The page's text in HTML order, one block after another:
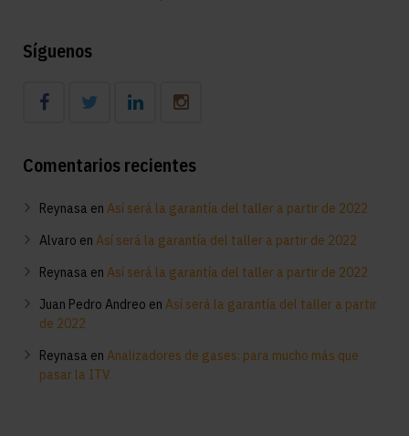
Síguenos
Comentarios recientes
Reynasa en Así será la garantía del taller a partir de 2022
Alvaro en Así será la garantía del taller a partir de 2022
Reynasa en Así será la garantía del taller a partir de 2022
Juan Pedro Andreo en Así será la garantía del taller a partir
de 2022
Reynasa en Analizadores de gases: para mucho más que
pasar la ITV